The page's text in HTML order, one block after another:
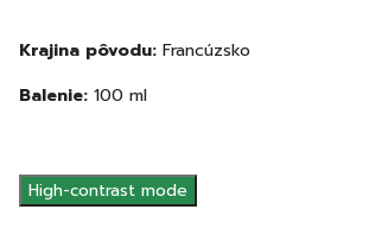
Krajina pôvodu: Francúzsko
Balenie: 100 ml
High-contrast mode